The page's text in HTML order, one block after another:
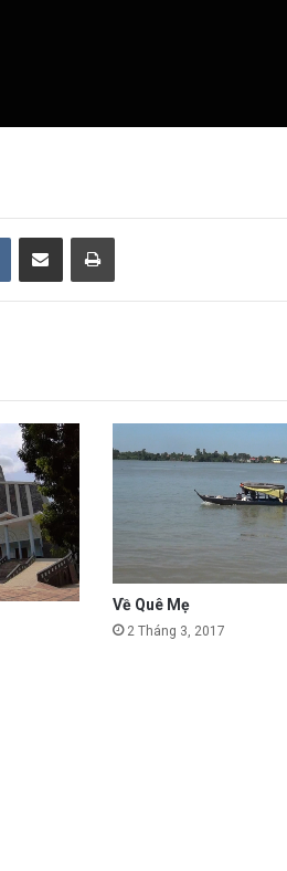
VKontakte Share via Email Print
Về Quê Mẹ
2 Tháng 3, 2017